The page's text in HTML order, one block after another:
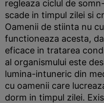
regleaza ciclul de
scade in timpul zilei si
Oamenii de stiinta nu
functioneaza acesta,
eficace in tratarea
al organismului este
lumina-intuneric din
cu oamenii care
dorm in timpul zilei.